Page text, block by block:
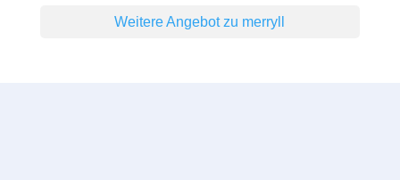
Weitere Angebot zu merryll